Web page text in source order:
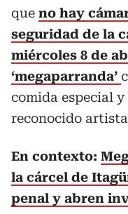
que no hay
seguridad de la
miércoles 8 de
‘megaparranda’
comida especial
reconocido
En contexto:
la cárcel de
penal y abren